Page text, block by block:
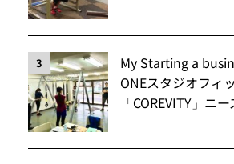
3
My Starting a
ONEスタジオフィ
「COREVITY」ニ